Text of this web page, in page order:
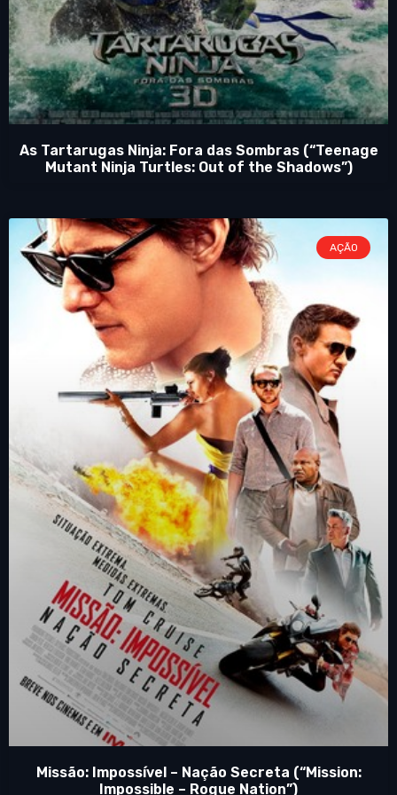
As Tartarugas Ninja: Fora das Sombras (“Teenage
Mutant Ninja Turtles: Out of the Shadows”)
AÇÃO
Missão: Impossível – Nação Secreta (“Mission:
Impossible – Rogue Nation”)